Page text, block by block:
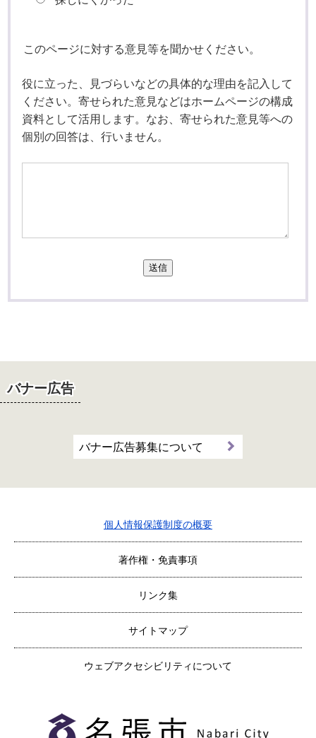
このページに対する意見等を聞かせください。
役に立った、見づらいなどの具体的な理由を記入して
ください。寄せられた意見などはホームページの構成
資料として活用します。なお、寄せられた意見等への
個別の回答は、行いません。
送信
バナー広告
バナー広告募集について
個人情報保護制度の概要
著作権・免責事項
リンク集
サイトマップ
ウェブアクセシビリティについて